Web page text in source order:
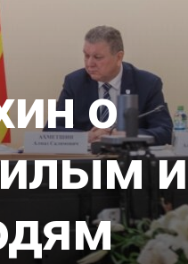
о
и